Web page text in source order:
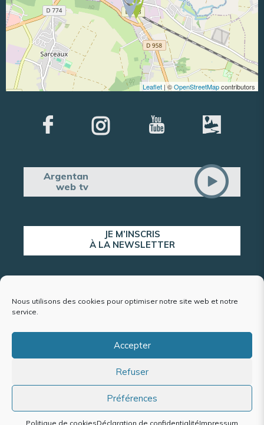
Nous utilisons des cookies pour optimiser notre site web et notre
service.
Accepter
Refuser
Préférences
Politique de cookiesDéclaration de confidentialitéImpressum
Leaflet | ©OpenStreetMapcontributors
Argentan
web tv
JE M’INSCRIS
À LA NEWSLETTER
ALERTE POPULATION
Mentions légales et politique de confidentialité
Accessibilité : conformité partielle
Politique de cookies (UE)